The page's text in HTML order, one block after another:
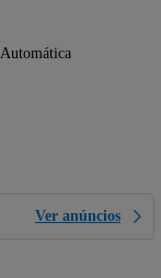
Automática
Ver anúncios